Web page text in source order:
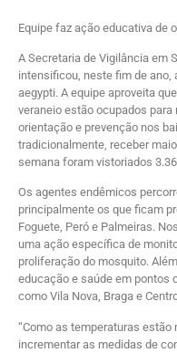
Equipe faz ação educativa de
A Secretaria de Vigilância em
intensificou, neste fim de ano,
aegypti. A equipe aproveita
veraneio estão ocupados
orientação e prevenção nos
tradicionalmente, receber
semana foram vistoriados
Os agentes endêmicos
principalmente os que ficam
Foguete, Peró e Palmeiras.
uma ação específica de
proliferação do mosquito.
educação e saúde em pontos
como Vila Nova, Braga e
“Como as temperaturas
incrementar as medidas de